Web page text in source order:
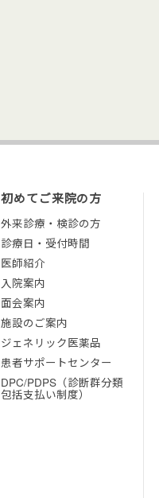
初めてご来院の方
外来診療・検診の方
診療日・受付時間
医師紹介
入院案内
面会案内
施設のご案内
ジェネリック医薬品
患者サポートセンター
DPC/PDPS（診断群分類
包括支払い制度）